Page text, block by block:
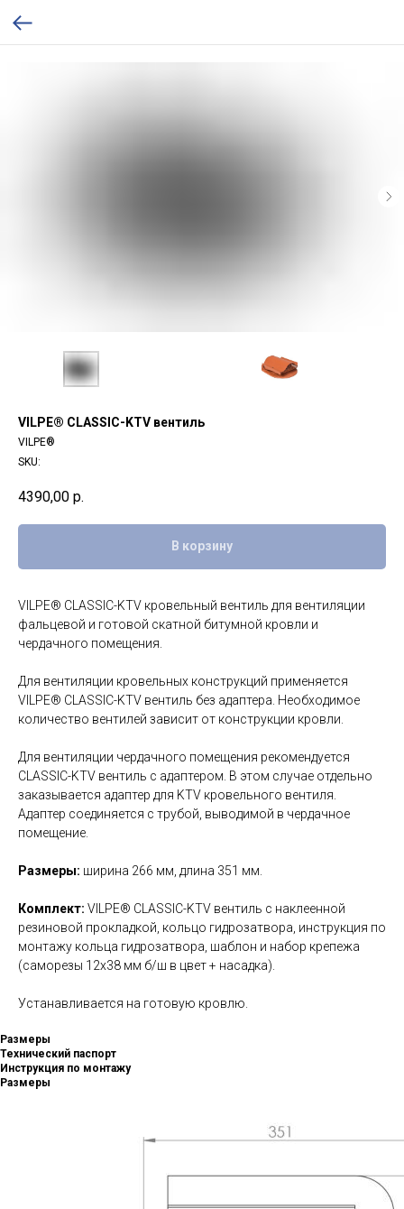
VILPE® CLASSIC-KTV вентиль
VILPE®
SKU:
4390,00 р.
В корзину
VILPE® CLASSIC-KTV кровельный вентиль для вентиляции
фальцевой и готовой скатной битумной кровли и
чердачного помещения.
Для вентиляции кровельных конструкций применяется
VILPE® CLASSIC-KTV вентиль без адаптера. Необходимое
количество вентилей зависит от конструкции кровли.
Для вентиляции чердачного помещения рекомендуется
CLASSIC-KTV вентиль с адаптером. В этом случае отдельно
заказывается адаптер для KTV кровельного вентиля.
Адаптер соединяется с трубой, выводимой в чердачное
помещение.
Размеры: ширина 266 мм, длина 351 мм.
Комплект: VILPE® CLASSIC-KTV вентиль с наклеенной
резиновой прокладкой, кольцо гидрозатвора, инструкция по
монтажу кольца гидрозатвора, шаблон и набор крепежа
(саморезы 12x38 мм б/ш в цвет + насадка).
Устанавливается на готовую кровлю.
Размеры
Технический паспорт
Инструкция по монтажу
Размеры